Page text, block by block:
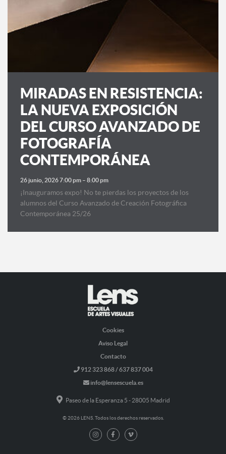
MIRADAS EN RESISTENCIA:
LA NUEVA EXPOSICIÓN
DEL CURSO AVANZADO DE
FOTOGRAFÍA
CONTEMPORÁNEA
26 junio, 2026 7:00 pm – 8:00 pm
¡Inauguramos expo! No te pierdas los proyectos de los
alumnos del Curso Avanzado de Creación Fotográfica
Contemporánea 25/26
Cookies
Aviso Legal
Contacto
912 323 868 / 637 837 004
info@lensescuela.es
Paseo de la Esperanza 5 - 28005 Madrid
© 2026 LENS. Todos los derechos reservados.